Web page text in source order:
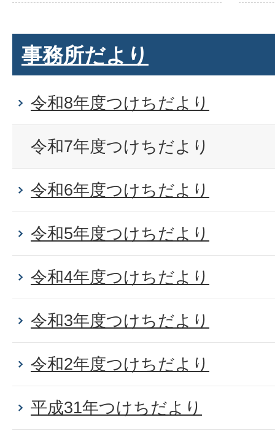
事務所だより
令和8年度つけちだより
令和7年度つけちだより
令和6年度つけちだより
令和5年度つけちだより
令和4年度つけちだより
令和3年度つけちだより
令和2年度つけちだより
平成31年つけちだより